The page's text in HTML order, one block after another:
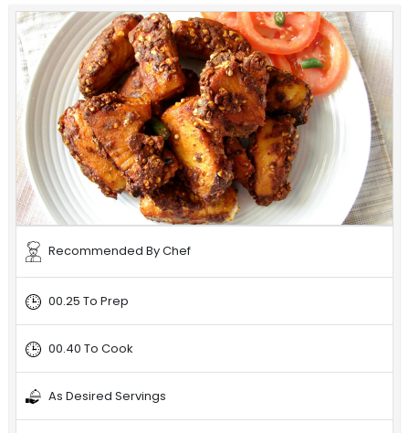
Recommended By Chef
00.25 To Prep
00.40 To Cook
As Desired Servings